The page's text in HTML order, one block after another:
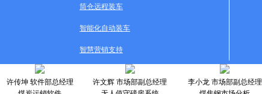
筒仓远程装车
智能化自动装车
智慧营销支持
许传坤 软件部总经理
许文辉 市场部副总经理
李小龙 市场部副总经理